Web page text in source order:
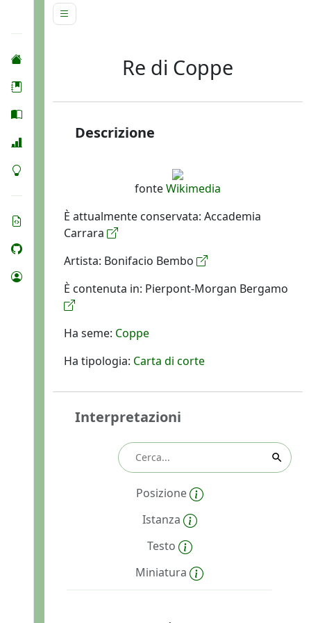
Re di Coppe
Descrizione
fonteWikimedia
È attualmente conservata: Accademia
Carrara
Artista: Bonifacio Bembo
È contenuta in: Pierpont-Morgan Bergamo
Ha seme: Coppe
Ha tipologia: Carta di corte
Interpretazioni
Posizione
Istanza
Testo
Miniatura